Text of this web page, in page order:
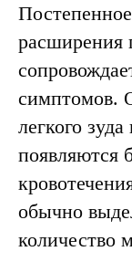
расширения
симптомов.
легкого
появляются
обычно
количество